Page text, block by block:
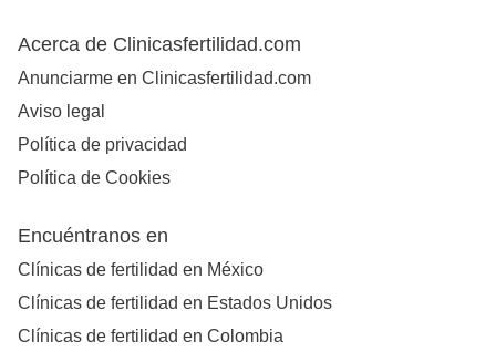
Acerca de Clinicasfertilidad.com
Anunciarme en Clinicasfertilidad.com
Aviso legal
Política de privacidad
Política de Cookies
Encuéntranos en
Clínicas de fertilidad en México
Clínicas de fertilidad en Estados Unidos
Clínicas de fertilidad en Colombia